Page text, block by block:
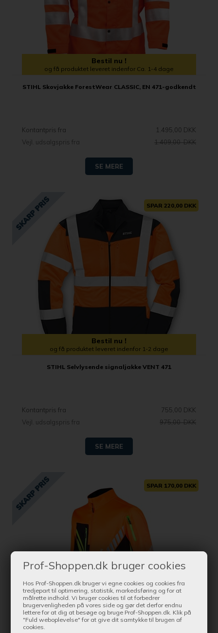
Prof-Shoppen.dk bruger cookies
Hos Prof-Shoppen.dk bruger vi egne cookies og cookies fra
tredjepart til optimering, statistik, markedsføring og for at
målrette indhold. Vi bruger cookies til at forbedrer
brugervenligheden på vores side og gør det derfor endnu
lettere for at dig at besøge og bruge Prof-Shoppen.dk. Klik på
"Fuld weboplevelse" for at give dit samtykke til brugen af
cookies.
Bestil nu !
og få produktet leveret indenfor Ca. 1-4 dage
STIHL Skovjakke ForestWear CLASSIC, EN 471-godkendt
Kontantpris fra
1.495,00 DKK
Vejl. udsalgspris fra
1.409,00 DKK
SE MERE
SPAR 220,00 DKK
Bestil nu !
og få produktet leveret indenfor 1-2 dage
STIHL Selvlysende signaljakke VENT 471
Kontantpris fra
755,00 DKK
Vejl. udsalgspris fra
975,00 DKK
SE MERE
SPAR 170,00 DKK
Bestil nu !
og få produktet leveret indenfor Ca. 1-4 dage